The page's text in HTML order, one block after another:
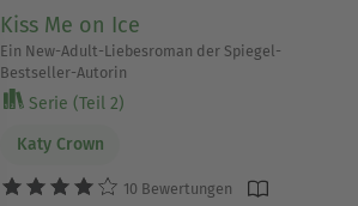
Kiss Me on Ice
Ein New-Adult-Liebesroman der Spiegel-
Bestseller-Autorin
Serie (Teil 2)
Katy Crown
10 Bewertungen